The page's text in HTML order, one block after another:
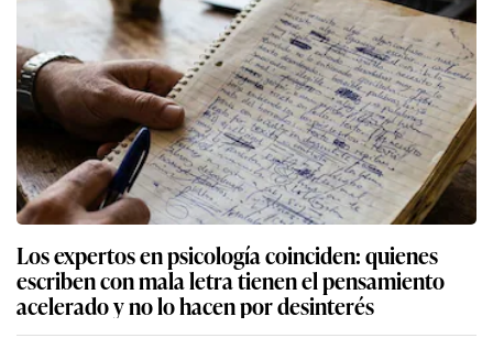
Los expertos en psicología coinciden: quienes
escriben con mala letra tienen el pensamiento
acelerado y no lo hacen por desinterés